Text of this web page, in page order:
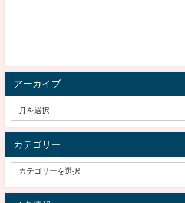
アーカイブ
カテゴリー